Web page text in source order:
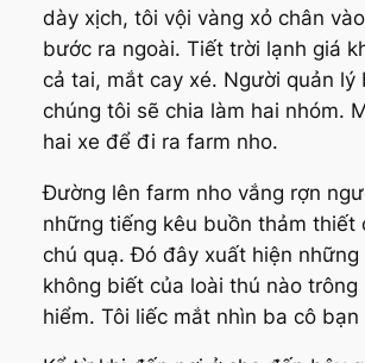
dày xịch, tôi vội vàng xỏ chân
bước ra ngoài. Tiết trời lạnh giá
cả tai, mắt cay xé. Người quản lý
chúng tôi sẽ chia làm hai nhóm.
hai xe để đi ra farm nho.
Đường lên farm nho vắng rợn
những tiếng kêu buồn thảm thiết
chú quạ. Đó đây xuất hiện những
không biết của loài thú nào trông
hiểm. Tôi liếc mắt nhìn ba cô bạn